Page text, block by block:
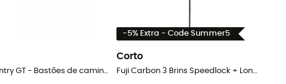
Backcountry GT - Bastões de caminhada
-5% Extra - Code Summer5
Corto
Fuji Carbon 3 Brins Speedlock + Long Grip - Bastões de caminhada